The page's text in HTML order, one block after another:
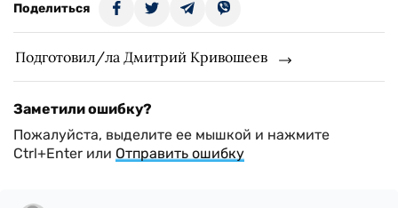
Поделиться
Подготовил/ла Дмитрий Кривошеев
Заметили ошибку?
Пожалуйста, выделите ее мышкой и нажмите
Ctrl+Enter или Отправить ошибку